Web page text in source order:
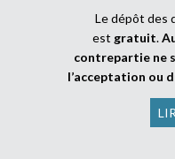
Le dépôt des
est gratuit.
contrepartie ne
l’acceptation ou